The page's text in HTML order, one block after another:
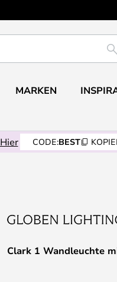
MARKEN
Hier CODE:BEST
Clark 1 Wandleuchte